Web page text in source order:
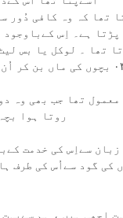
تھا کہ وہ کافی دُور
پڑتا ہے۔ اِس
تھا ۔ لوکل یا بس
اور پھر دِن بھر ٠٣ بچوں
معمول تھا جب بھی وہ
روتا ہوا
سےاِس کی خدمت
کی گود سےاُس کی طرف